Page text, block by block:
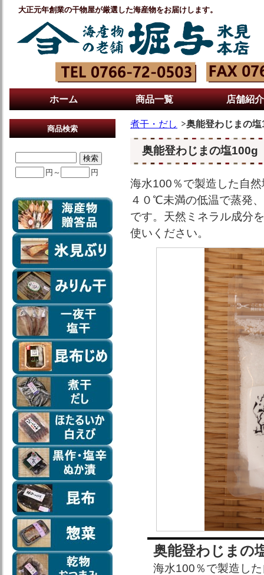
大正元年創業の干物屋が厳選した海産物をお届けします。
ホーム 商品一覧 店舗紹介
煮干・だし 奥能登わじまの
奥能登わじまの塩100g
海水100％で製造した自
４０℃未満の低温で蒸発
です。天然ミネラル成分
使いください。
奥能登わじまの
海水100％で製造し
商品検索
円～ 円